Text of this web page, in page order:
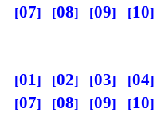
07
08 09 10
01 02 03 04
07
08 09 10